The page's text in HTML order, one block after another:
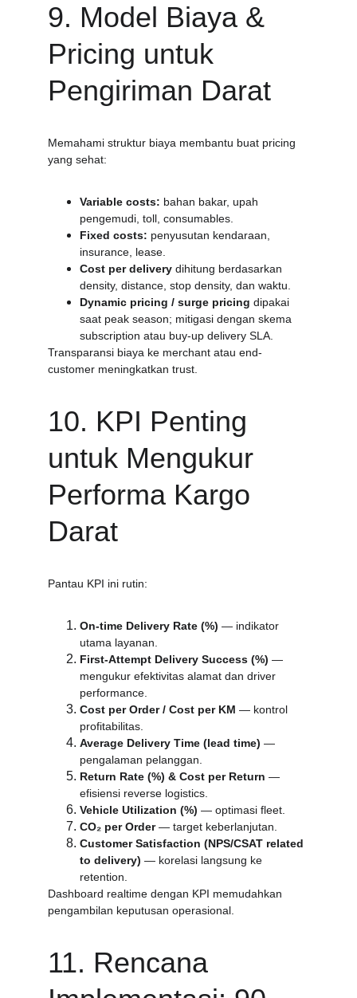
9. Model Biaya &
Pricing untuk
Pengiriman Darat
Memahami struktur biaya membantu buat pricing
yang sehat:
Variable costs: bahan bakar, upah
pengemudi, toll, consumables.
Fixed costs: penyusutan kendaraan,
insurance, lease.
Cost per delivery dihitung berdasarkan
density, distance, stop density, dan waktu.
Dynamic pricing / surge pricing dipakai
saat peak season; mitigasi dengan skema
subscription atau buy-up delivery SLA.
Transparansi biaya ke merchant atau end-
customer meningkatkan trust.
10. KPI Penting
untuk Mengukur
Performa Kargo
Darat
Pantau KPI ini rutin:
On-time Delivery Rate (%) — indikator
utama layanan.
First-Attempt Delivery Success (%) —
mengukur efektivitas alamat dan driver
performance.
Cost per Order / Cost per KM — kontrol
profitabilitas.
Average Delivery Time (lead time) —
pengalaman pelanggan.
Return Rate (%) & Cost per Return —
efisiensi reverse logistics.
Vehicle Utilization (%) — optimasi fleet.
CO₂ per Order — target keberlanjutan.
Customer Satisfaction (NPS/CSAT related
to delivery) — korelasi langsung ke
retention.
Dashboard realtime dengan KPI memudahkan
pengambilan keputusan operasional.
11. Rencana